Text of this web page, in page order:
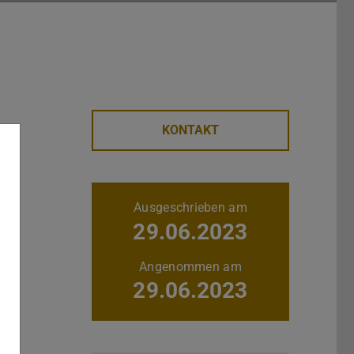
KONTAKT
Ausgeschrieben am
29.06.2023
Angenommen am
29.06.2023